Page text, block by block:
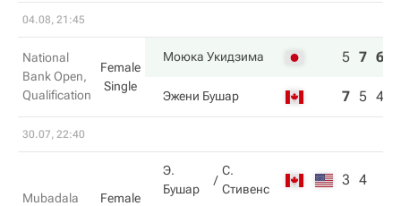
04.08, 21:45
National
Bank Open,
Qualification
Female
Single
Моюка Укидзима 5 7 6
Эжени Бушар 7 5 4
30.07, 22:40
Mubadala
Female
Э.
Бушар
С.
Стивенс
3 4